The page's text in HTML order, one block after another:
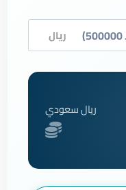
ريال
ريال سعودي